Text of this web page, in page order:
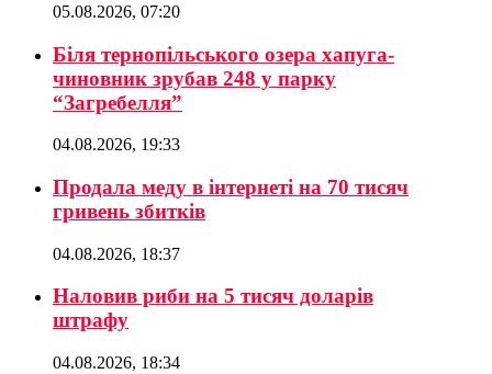
05.08.2026, 07:20
Біля тернопільського озера хапуга-
чиновник зрубав 248 у парку
“Загребелля”
04.08.2026, 19:33
Продала меду в інтернеті на 70 тисяч
гривень збитків
04.08.2026, 18:37
Наловив риби на 5 тисяч доларів
штрафу
04.08.2026, 18:34